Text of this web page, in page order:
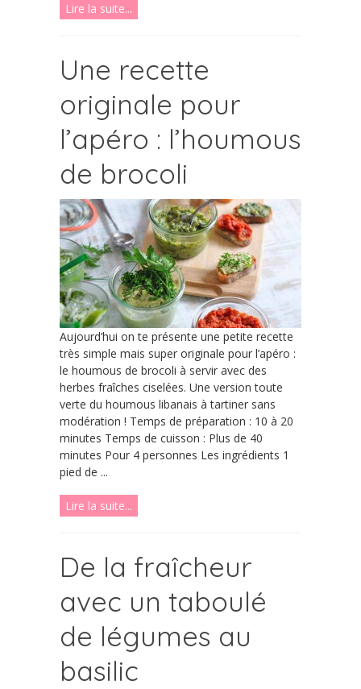
Lire la suite...
Une recette
originale pour
l’apéro : l’houmous
de brocoli
Aujourd’hui on te présente une petite recette
très simple mais super originale pour l’apéro :
le houmous de brocoli à servir avec des
herbes fraîches ciselées. Une version toute
verte du houmous libanais à tartiner sans
modération ! Temps de préparation : 10 à 20
minutes Temps de cuisson : Plus de 40
minutes Pour 4 personnes Les ingrédients 1
pied de ...
Lire la suite...
De la fraîcheur
avec un taboulé
de légumes au
basilic